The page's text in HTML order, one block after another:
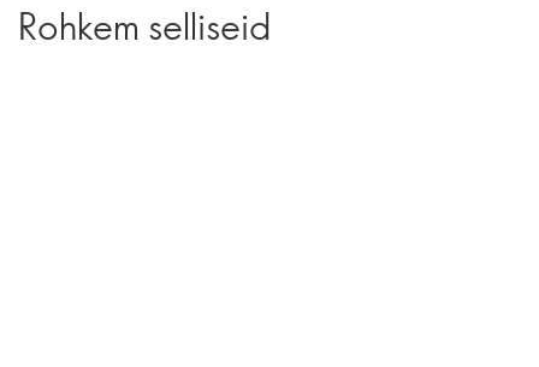
Rohkem selliseid